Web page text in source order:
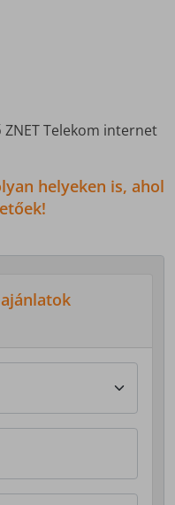
Telekom internet
helyeken is, ahol